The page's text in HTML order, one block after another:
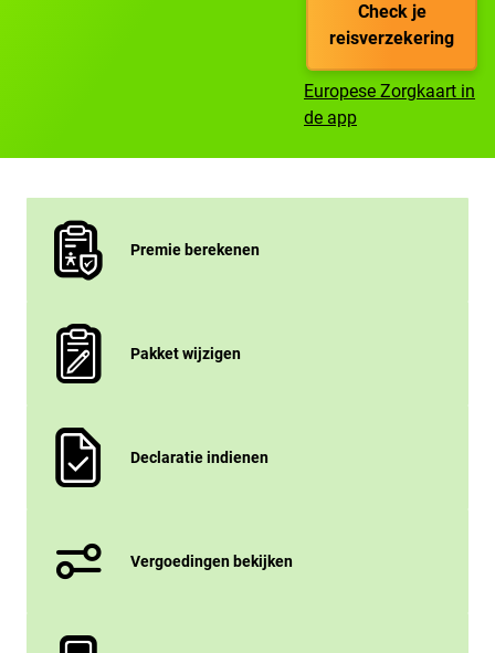
Check je
reisverzekering
Europese Zorgkaart in
de app
Premie berekenen
Pakket wijzigen
Declaratie indienen
Vergoedingen bekijken